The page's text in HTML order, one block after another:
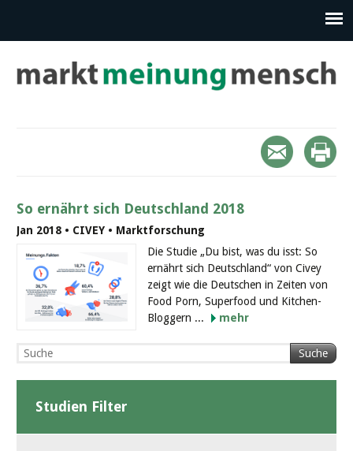
So ernährt sich Deutschland 2018
Jan 2018 • CIVEY • Marktforschung
Die Studie „Du bist, was du isst: So
ernährt sich Deutschland“ von Civey
zeigt wie die Deutschen in Zeiten von
Food Porn, Superfood und Kitchen-
Bloggern ...
mehr
Suche
Studien Filter